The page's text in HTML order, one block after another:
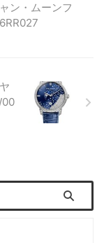
ン・ムーンフ